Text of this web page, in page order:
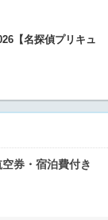
【名探偵プリキュ
券・宿泊費付き